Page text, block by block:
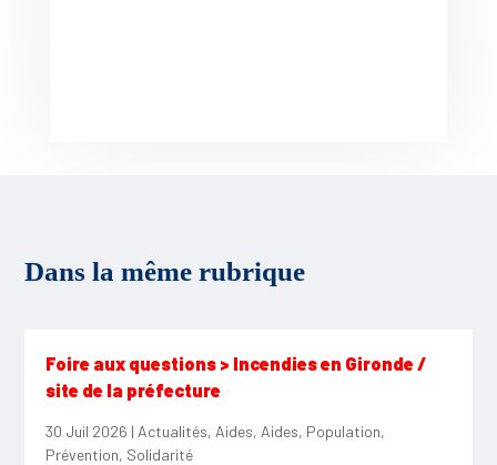
Dans la même rubrique
Foire aux questions > Incendies en Gironde /
site de la préfecture
30 Juil 2026 | Actualités, Aides, Aides, Population,
Prévention, Solidarité